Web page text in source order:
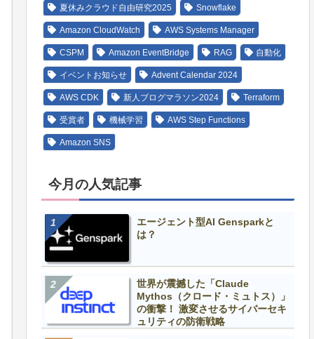
夏休みクラウド自由研究2025 Snowflake
Amazon CloudWatch AWS Systems Manager
CSPM Amazon EventBridge RAG 自動化
イベントお知らせ Advent Calendar 2024
AWS CDK 新人ブログマラソン2024 Terraform
受賞者 機械学習 AWS Step Functions
Amazon SNS
今月の人気記事
エージェント型AI Gensparkと
は？
世界が震撼した「Claude
Mythos（クロード・ミュトス）」
の衝撃！ 激変させるサイバーセキ
ュリティの防衛戦略